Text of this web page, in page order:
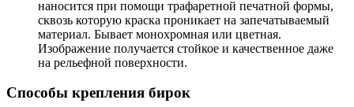
наносится при помощи трафаретной печатной формы,
сквозь которую краска проникает на запечатываемый
материал. Бывает монохромная или цветная.
Изображение получается стойкое и качественное даже
на рельефной поверхности.
Способы крепления бирок